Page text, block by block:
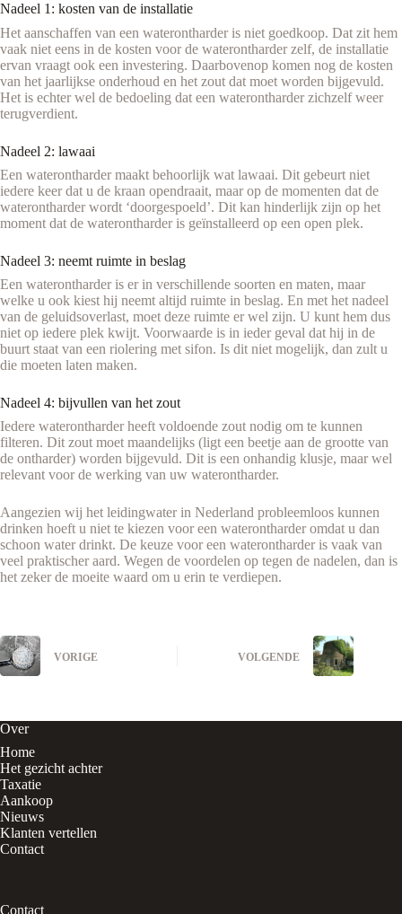
Nadeel 1: kosten van de installatie
Het aanschaffen van een waterontharder is niet goedkoop. Dat zit hem
vaak niet eens in de kosten voor de waterontharder zelf, de installatie
ervan vraagt ook een investering. Daarbovenop komen nog de kosten
van het jaarlijkse onderhoud en het zout dat moet worden bijgevuld.
Het is echter wel de bedoeling dat een waterontharder zichzelf weer
terugverdient.
Nadeel 2: lawaai
Een waterontharder maakt behoorlijk wat lawaai. Dit gebeurt niet
iedere keer dat u de kraan opendraait, maar op de momenten dat de
waterontharder wordt ‘doorgespoeld’. Dit kan hinderlijk zijn op het
moment dat de waterontharder is geïnstalleerd op een open plek.
Nadeel 3: neemt ruimte in beslag
Een waterontharder is er in verschillende soorten en maten, maar
welke u ook kiest hij neemt altijd ruimte in beslag. En met het nadeel
van de geluidsoverlast, moet deze ruimte er wel zijn. U kunt hem dus
niet op iedere plek kwijt. Voorwaarde is in ieder geval dat hij in de
buurt staat van een riolering met sifon. Is dit niet mogelijk, dan zult u
die moeten laten maken.
Nadeel 4: bijvullen van het zout
Iedere waterontharder heeft voldoende zout nodig om te kunnen
filteren. Dit zout moet maandelijks (ligt een beetje aan de grootte van
de ontharder) worden bijgevuld. Dit is een onhandig klusje, maar wel
relevant voor de werking van uw waterontharder.
Aangezien wij het leidingwater in Nederland probleemloos kunnen
drinken hoeft u niet te kiezen voor een waterontharder omdat u dan
schoon water drinkt. De keuze voor een waterontharder is vaak van
veel praktischer aard. Wegen de voordelen op tegen de nadelen, dan is
het zeker de moeite waard om u erin te verdiepen.
VORIGE VOLGENDE
Over
Home
Het gezicht achter
Taxatie
Aankoop
Nieuws
Klanten vertellen
Contact
Contact